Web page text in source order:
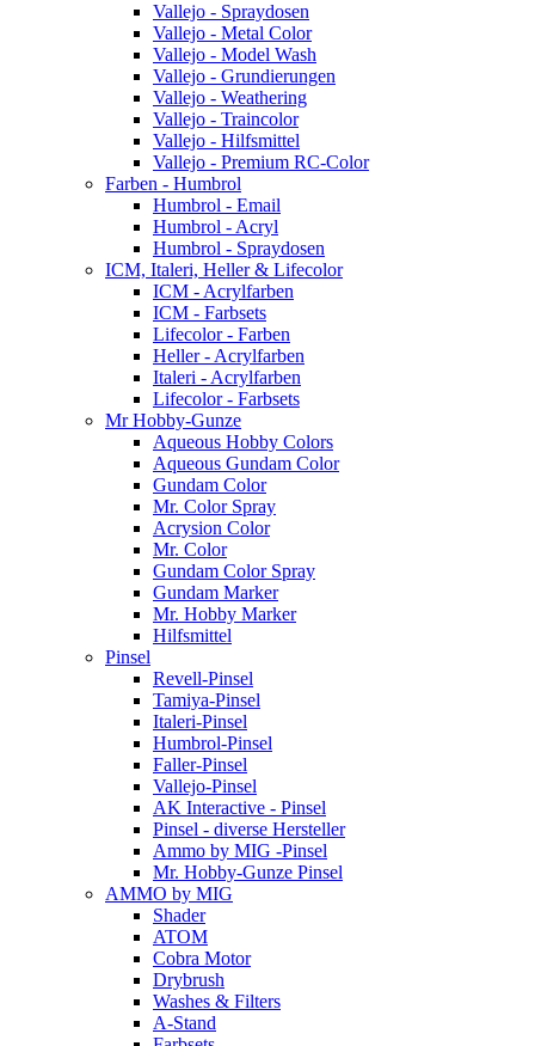
Vallejo - Spraydosen
Vallejo - Metal Color
Vallejo - Model Wash
Vallejo - Grundierungen
Vallejo - Weathering
Vallejo - Traincolor
Vallejo - Hilfsmittel
Vallejo - Premium RC-Color
Farben - Humbrol
Humbrol - Email
Humbrol - Acryl
Humbrol - Spraydosen
ICM, Italeri, Heller & Lifecolor
ICM - Acrylfarben
ICM - Farbsets
Lifecolor - Farben
Heller - Acrylfarben
Italeri - Acrylfarben
Lifecolor - Farbsets
Mr Hobby-Gunze
Aqueous Hobby Colors
Aqueous Gundam Color
Gundam Color
Mr. Color Spray
Acrysion Color
Mr. Color
Gundam Color Spray
Gundam Marker
Mr. Hobby Marker
Hilfsmittel
Pinsel
Revell-Pinsel
Tamiya-Pinsel
Italeri-Pinsel
Humbrol-Pinsel
Faller-Pinsel
Vallejo-Pinsel
AK Interactive - Pinsel
Pinsel - diverse Hersteller
Ammo by MIG -Pinsel
Mr. Hobby-Gunze Pinsel
AMMO by MIG
Shader
ATOM
Cobra Motor
Drybrush
Washes & Filters
A-Stand